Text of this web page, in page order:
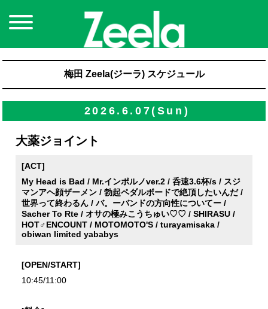
梅田 Zeela(ジーラ) スケジュール
2026.6.07(Sun)
大薬ジョイント
[ACT]
My Head is Bad / Mr.インポルノver.2 / 呑速3.6杯/s / スジ
マンアヘ顔ザーメン / 勃起ペダルボードで絶頂したいんだ /
世界って終わるん / バ。ーバンドの方向性についてー /
Sacher To Rte / オサの極みこうちゅい♡♡ / SHIRASU /
HOT♂ENCOUNT / MOTOMOTO'S / turayamisaka /
obiwan limited yababys
[OPEN/START]
10:45/11:00